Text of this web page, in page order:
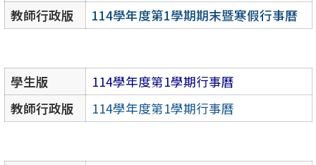
教師行政版
114學年度第1學期期末暨寒假行事曆
學生版
114學年度第1學期行事曆
教師行政版
114學年度第1學期行事曆